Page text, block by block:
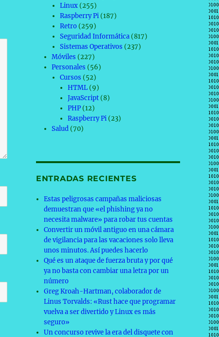
Linux(255)
Raspberry Pi(187)
Retro(259)
Seguridad Informática(817)
Sistemas Operativos (237)
Móviles (227)
Personales (56)
Cursos (52)
HTML(9)
JavaScript(8)
PHP(12)
Raspberry Pi(23)
Salud (70)
ENTRADAS RECIENTES
Estas peligrosas campañas maliciosas
demuestran que «el phishing ya no
necesita malware» para robar tus cuentas
Convertir un móvil antiguo en una cámara
de vigilancia para las vacaciones solo lleva
unos minutos. Así puedes hacerlo
Qué es un ataque de fuerza bruta y por qué
ya no basta con cambiar una letra por un
número
Greg Kroah-Hartman, colaborador de
Linus Torvalds: «Rust hace que programar
vuelva a ser divertido y Linux es más
seguro»
Un concurso revive la era del disquete con